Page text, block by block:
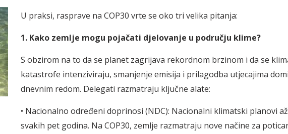
U praksi, rasprave na COP30 vrte se oko tri velika pitanja:
1. Kako zemlje mogu pojačati djelovanje u području klime?
S obzirom na to da se planet zagrijava rekordnom brzinom i da se
katastrofe intenziviraju, smanjenje emisija i prilagodba utjecajima
dnevnim redom. Delegati razmatraju ključne alate:
• Nacionalno određeni doprinosi (NDC): Nacionalni klimatski planovi
svakih pet godina. Na COP30, zemlje razmatraju nove načine za